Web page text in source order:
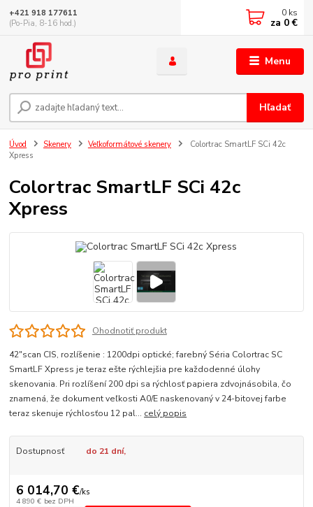
Menu
Hľadať
+421 918 177611
(Po-Pia, 8-16 hod.)
0 ks
za 0 €
Úvod Skenery Veľkoformátové skenery
Colortrac SmartLF SCi 42c
Xpress
Colortrac SmartLF SCi 42c
Xpress
Ohodnotiť produkt
42"scan CIS, rozlíšenie : 1200dpi optické; farebný Séria Colortrac SC
SmartLF Xpress je teraz ešte rýchlejšia pre každodenné úlohy
skenovania. Pri rozlíšení 200 dpi sa rýchlosť papiera zdvojnásobila, čo
znamená, že dokument veľkosti A0/E naskenovaný v 24-bitovej farbe
teraz skenuje rýchlosťou 12 pal... celý popis
Dostupnosť do 21 dní,
6 014,70 €/ks
4 890 € bez DPH